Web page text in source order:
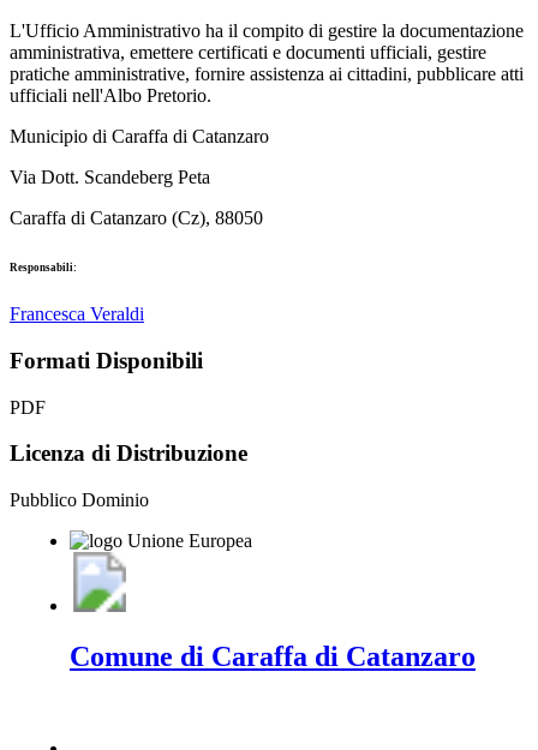
L'Ufficio Amministrativo ha il compito di gestire la documentazione
amministrativa, emettere certificati e documenti ufficiali, gestire
pratiche amministrative, fornire assistenza ai cittadini, pubblicare atti
ufficiali nell'Albo Pretorio.
Municipio di Caraffa di Catanzaro
Via Dott. Scandeberg Peta
Caraffa di Catanzaro (Cz), 88050
Responsabili:
Francesca Veraldi
Formati Disponibili
PDF
Licenza di Distribuzione
Pubblico Dominio
Comune di Caraffa di Catanzaro